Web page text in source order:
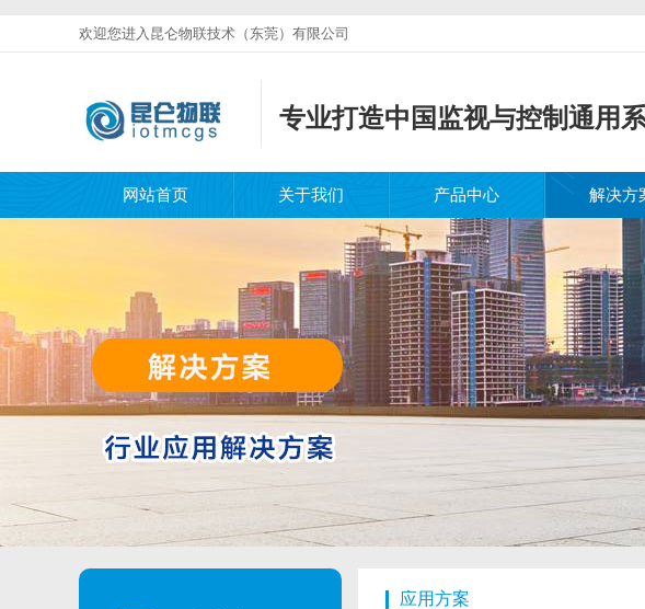
欢迎您进入昆仑物联技术（东莞）有限公司
专业打造中国监视与控制通用
网站首页 关于我们 产品中心 解决方
应用方案